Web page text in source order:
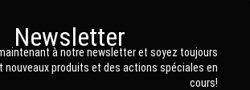
Newsletter
à notre newsletter et soyez toujours
nouveaux produits et des actions spéciales en
cours!